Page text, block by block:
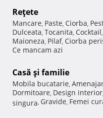
Reţete
Mancare, Paste, Ciorba,
Dulceata, Tocanita, Cocktail,
Maioneza, Pilaf, Ciorba
Ce mancam azi
Casă şi familie
Mobila bucatarie,
Dormitoare, Design interior,
singura, Gravide, Femei